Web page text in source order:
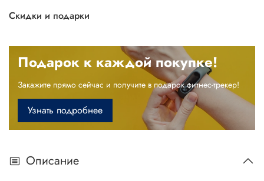
Скидки и подарки
Подарок к каждой покупке!
Закажите прямо сейчас и получите в подарок фитнес-трекер!
Узнать подробнее
Описание